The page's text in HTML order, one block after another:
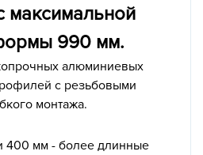
максимальной
990 мм.
алюминиевых
с резьбовыми
монтажа.
400 мм - более длинные